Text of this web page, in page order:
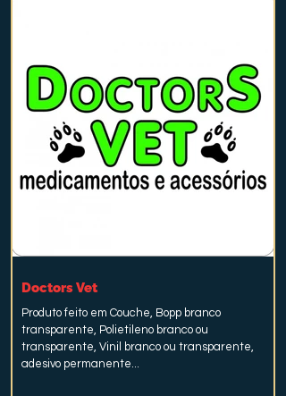
Doctors Vet
Produto feito em Couche, Bopp branco
transparente, Polietileno branco ou
transparente, Vinil branco ou transparente,
adesivo permanente...